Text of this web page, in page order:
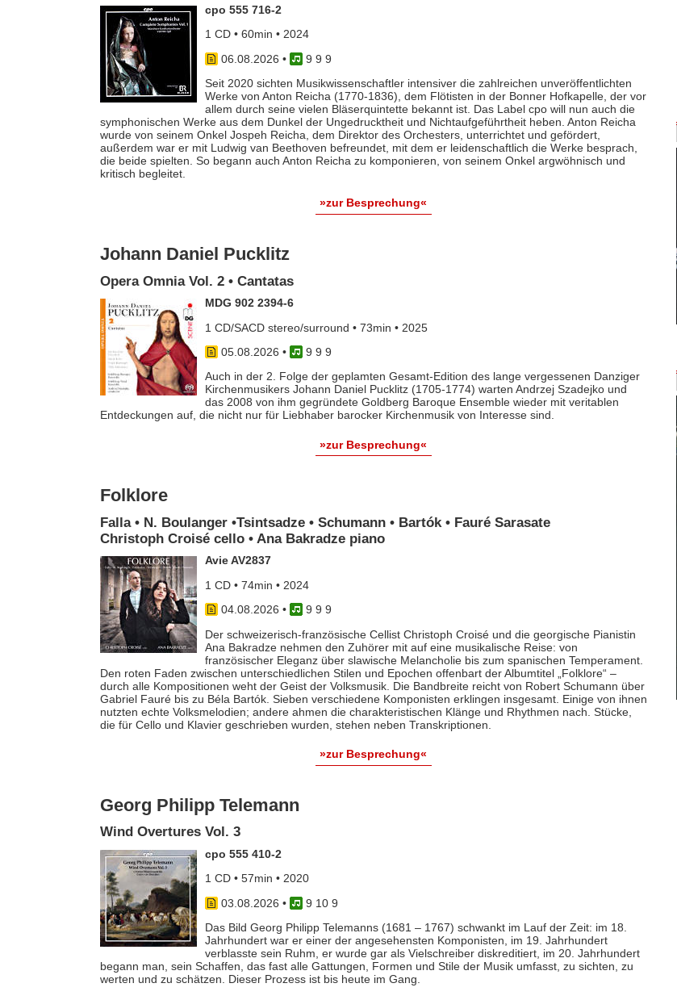
cpo 555 716-2
1 CD • 60min • 2024
06.08.2026 •
9 9 9
Seit 2020 sichten Musikwissenschaftler intensiver die zahlreichen unveröffentlichten
Werke von Anton Reicha (1770-1836), dem Flötisten in der Bonner Hofkapelle, der vor
allem durch seine vielen Bläserquintette bekannt ist. Das Label cpo will nun auch die
symphonischen Werke aus dem Dunkel der Ungedrucktheit und Nichtaufgeführtheit heben. Anton Reicha
wurde von seinem Onkel Jospeh Reicha, dem Direktor des Orchesters, unterrichtet und gefördert,
außerdem war er mit Ludwig van Beethoven befreundet, mit dem er leidenschaftlich die Werke besprach,
die beide spielten. So begann auch Anton Reicha zu komponieren, von seinem Onkel argwöhnisch und
kritisch begleitet.
»zur Besprechung«
Johann Daniel Pucklitz
Opera Omnia Vol. 2 • Cantatas
MDG 902 2394-6
1 CD/SACD stereo/surround • 73min • 2025
05.08.2026 •
9 9 9
Auch in der 2. Folge der geplamten Gesamt-Edition des lange vergessenen Danziger
Kirchenmusikers Johann Daniel Pucklitz (1705-1774) warten Andrzej Szadejko und
das 2008 von ihm gegründete Goldberg Baroque Ensemble wieder mit veritablen
Entdeckungen auf, die nicht nur für Liebhaber barocker Kirchenmusik von Interesse sind.
»zur Besprechung«
Folklore
Falla • N. Boulanger •Tsintsadze • Schumann • Bartók • Fauré Sarasate
Christoph Croisé cello • Ana Bakradze piano
Avie AV2837
1 CD • 74min • 2024
04.08.2026 •
9 9 9
Der schweizerisch-französische Cellist Christoph Croisé und die georgische Pianistin
Ana Bakradze nehmen den Zuhörer mit auf eine musikalische Reise: von
französischer Eleganz über slawische Melancholie bis zum spanischen Temperament.
Den roten Faden zwischen unterschiedlichen Stilen und Epochen offenbart der Albumtitel „Folklore“ –
durch alle Kompositionen weht der Geist der Volksmusik. Die Bandbreite reicht von Robert Schumann über
Gabriel Fauré bis zu Béla Bartók. Sieben verschiedene Komponisten erklingen insgesamt. Einige von ihnen
nutzten echte Volksmelodien; andere ahmen die charakteristischen Klänge und Rhythmen nach. Stücke,
die für Cello und Klavier geschrieben wurden, stehen neben Transkriptionen.
»zur Besprechung«
Georg Philipp Telemann
Wind Overtures Vol. 3
cpo 555 410-2
1 CD • 57min • 2020
03.08.2026 •
9 10 9
Das Bild Georg Philipp Telemanns (1681 – 1767) schwankt im Lauf der Zeit: im 18.
Jahrhundert war er einer der angesehensten Komponisten, im 19. Jahrhundert
verblasste sein Ruhm, er wurde gar als Vielschreiber diskreditiert, im 20. Jahrhundert
begann man, sein Schaffen, das fast alle Gattungen, Formen und Stile der Musik umfasst, zu sichten, zu
werten und zu schätzen. Dieser Prozess ist bis heute im Gang.